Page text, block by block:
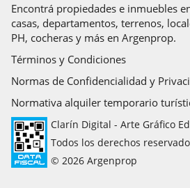
Encontrá propiedades e inmuebles
casas, departamentos, terrenos,
PH, cocheras y más en Argenprop.
Términos y Condiciones
Normas de Confidencialidad y
Normativa alquiler temporario
Clarín Digital - Arte Gráfico
Todos los derechos
© 2026 Argenprop